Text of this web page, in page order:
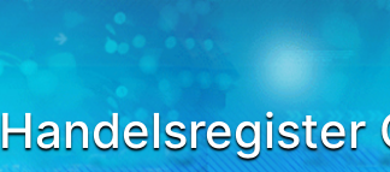
Handelsregister